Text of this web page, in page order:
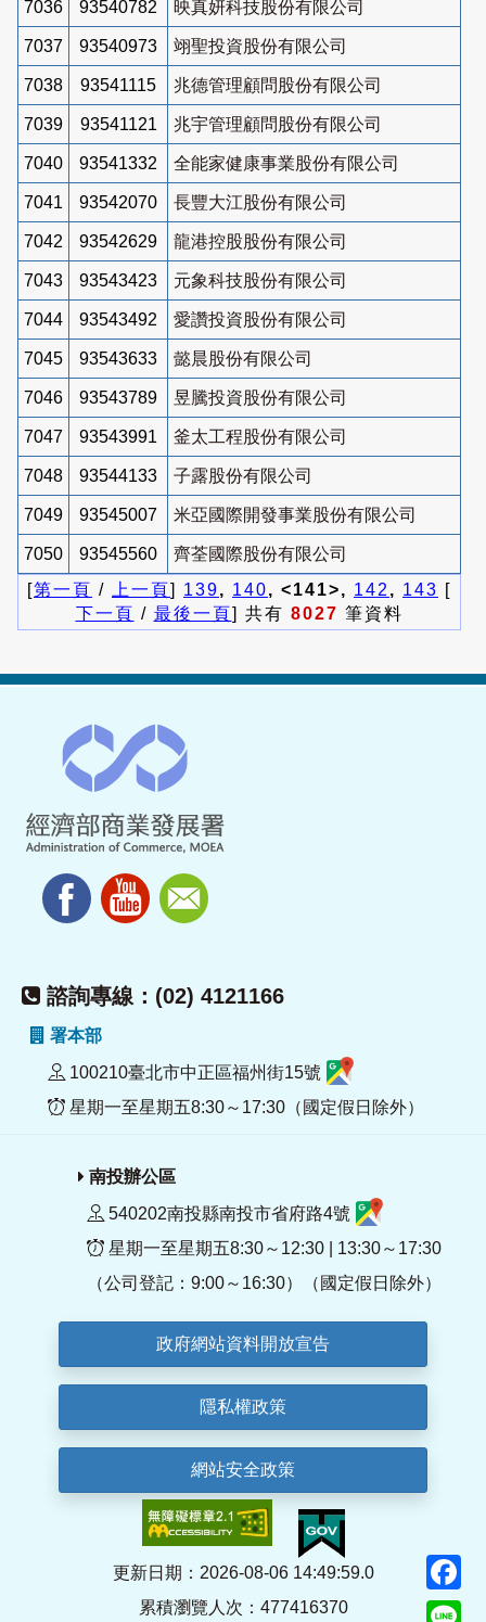
7036 93540782 映真妍科技股份有限公司
7037 93540973 翊聖投資股份有限公司
7038 93541115 兆德管理顧問股份有限公司
7039 93541121 兆宇管理顧問股份有限公司
7040 93541332 全能家健康事業股份有限公司
7041 93542070 長豐大江股份有限公司
7042 93542629 龍港控股股份有限公司
7043 93543423 元象科技股份有限公司
7044 93543492 愛讚投資股份有限公司
7045 93543633 懿晨股份有限公司
7046 93543789 昱騰投資股份有限公司
7047 93543991 釜太工程股份有限公司
7048 93544133 子露股份有限公司
7049 93545007 米亞國際開發事業股份有限公司
7050 93545560
齊荃國際股份有限公司
[第一頁 / 上一頁] 139, 140, <141>, 142 , 143 [
下一頁 / 最後一頁] 共有 8027 筆資料
諮詢專線：(02) 4121166
署本部
100210臺北市中正區福州街15號
星期一至星期五8:30～17:30（國定假日除外）
南投辦公區
540202南投縣南投市省府路4號
星期一至星期五8:30～12:30 | 13:30～17:30
（公司登記：9:00～16:30）（國定假日除外）
政府網站資料開放宣告
隱私權政策
網站安全政策
更新日期：2026-08-06 14:49:59.0
累積瀏覽人次：477416370